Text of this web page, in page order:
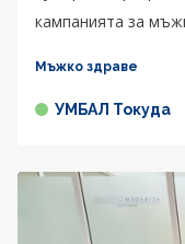
кампанията за
Мъжко здраве
УМБАЛ Токуда